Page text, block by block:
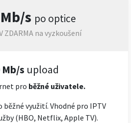
Mb/s po optice
ZDARMA na vyzkoušení
Mb/s upload
pro běžné uživatele.
využití. Vhodné pro IPTV
(HBO, Netflix, Apple TV).